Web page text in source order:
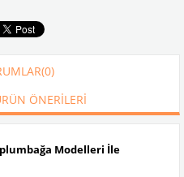
(0)
ÖNERILERI
Modelleri İle